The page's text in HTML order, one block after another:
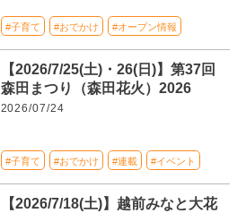
#子育て #おでかけ #オープン情報
【2026/7/25(土)・26(日)】第37回
森田まつり（森田花火）2026
2026/07/24
#子育て #おでかけ #連載 #イベント
【2026/7/18(土)】越前みなと大花